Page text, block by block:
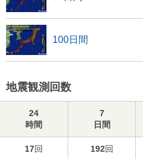
100日間
地震観測回数
24
時間
7
日間
17回 192回